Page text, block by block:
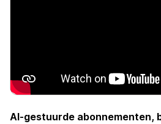
AI-gestuurde abonnementen,